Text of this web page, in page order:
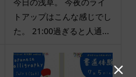
トアップはこんな感じでし
た。 21:00過ぎると人通...
